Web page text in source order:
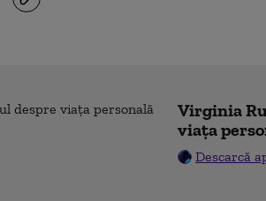
Virginia
viața
Descarcă